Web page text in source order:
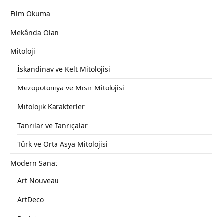
Film Okuma
Mekânda Olan
Mitoloji
İskandinav ve Kelt Mitolojisi
Mezopotomya ve Mısır Mitolojisi
Mitolojik Karakterler
Tanrılar ve Tanrıçalar
Türk ve Orta Asya Mitolojisi
Modern Sanat
Art Nouveau
ArtDeco